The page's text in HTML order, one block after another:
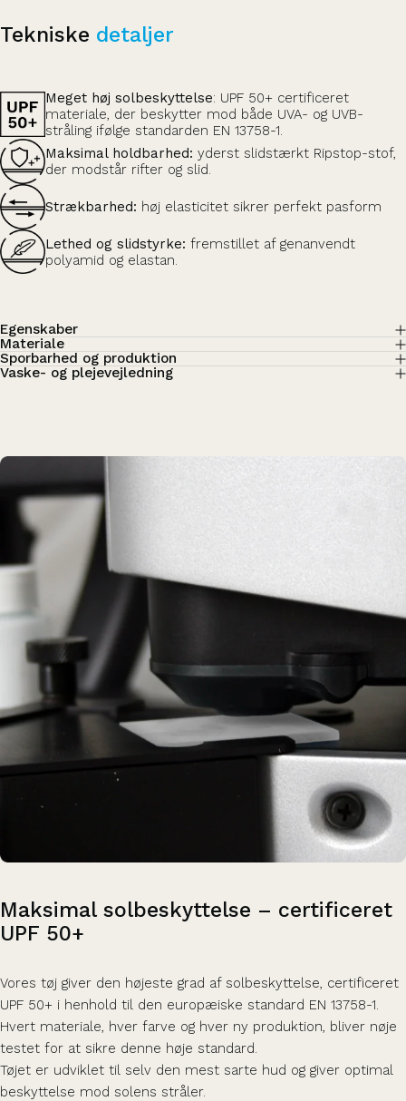
Tekniske detaljer
Meget høj solbeskyttelse: UPF 50+ certificeret
materiale, der beskytter mod både UVA- og UVB-
stråling ifølge standarden EN 13758-1.
Maksimal holdbarhed: yderst slidstærkt Ripstop-stof,
der modstår rifter og slid.
Strækbarhed: høj elasticitet sikrer perfekt pasform
Lethed og slidstyrke: fremstillet af genanvendt
polyamid og elastan.
Egenskaber
Materiale
Sporbarhed og produktion
Vaske- og plejevejledning
Maksimal solbeskyttelse – certificeret
UPF 50+
Vores tøj giver den højeste grad af solbeskyttelse, certificeret
UPF 50+ i henhold til den europæiske standard EN 13758-1.
Hvert materiale, hver farve og hver ny produktion, bliver nøje
testet for at sikre denne høje standard.
Tøjet er udviklet til selv den mest sarte hud og giver optimal
beskyttelse mod solens stråler.